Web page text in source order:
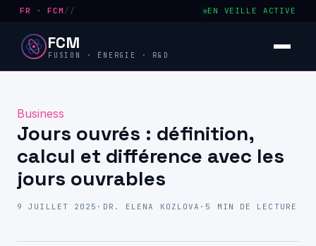
FR · FCM // EN VEILLE ACTIVE
FCM
FUSION · ÉNERGIE · R&D
Business
Jours ouvrés : définition,
calcul et différence avec les
jours ouvrables
9 JUILLET 2025 · DR. ELENA KOZLOVA · 5 MIN DE LECTURE